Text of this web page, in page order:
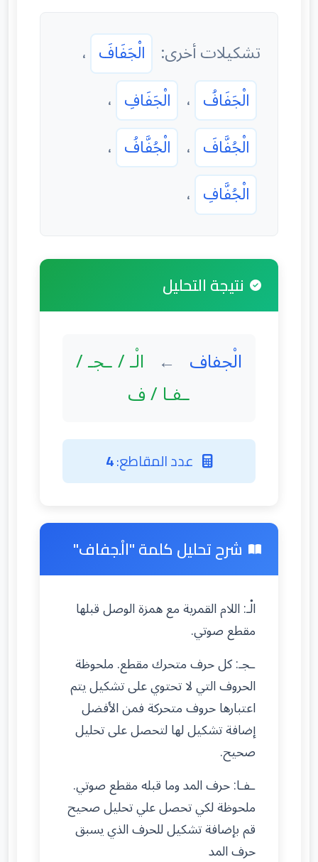
تشكيلات أخرى: الْجَفَافَ ،
الْجَفَافُ ، الْجَفَافِ ،
الْجُفَّافَ ، الْجُفَّافُ ،
الْجُفَّافِ ،
نتيجة التحليل
الْجفاف ← الْـ / ـجـ /
ـفـا / ف
عدد المقاطع:4
شرح تحليل كلمة "الْجفاف"
الْـ: اللام القمرية مع همزة الوصل قبلها
مقطع صوتي.
ـجـ: كل حرف متحرك مقطع. ملحوظة
الحروف التي لا تحتوي على تشكيل يتم
اعتبارها حروف متحركة فمن الأفضل
إضافة تشكيل لها لتحصل على تحليل
صحيح.
ـفـا: حرف المد وما قبله مقطع صوتي.
ملحوظة لكي تحصل علي تحليل صحيح
قم بإضافة تشكيل للحرف الذي يسبق
حرف المد